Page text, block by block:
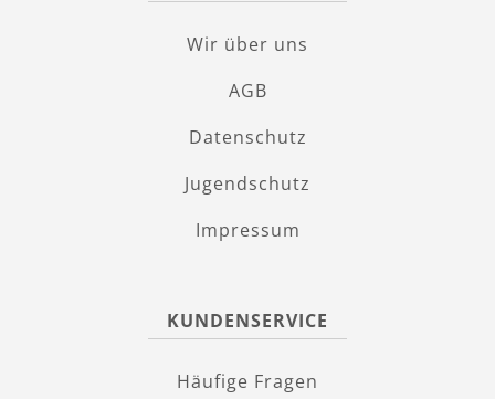
Wir über uns
AGB
Datenschutz
Jugendschutz
Impressum
KUNDENSERVICE
Häufige Fragen